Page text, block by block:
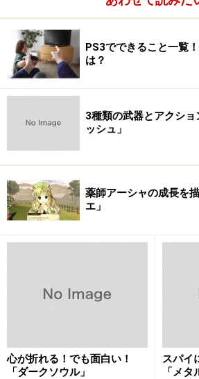
ル曲を収録したが、カセットの貴
入れてしまうという発想が実にフ
か。
ちなみに『ファイナルファンタジー
ラシーンが再現されている。ここ
うことはない。ナイスファンタジー
どからは生演奏、ボーカルが散見さ
る。
※記事内容は執筆時点のものです。最新の
PS3でできること一覧
は？
3種類の武器とアクシ
ッシュ」
薬師アーシャの成長を
エ」
心が折れる！でも面白い！
「ダークソウル」
スパイ
「メ